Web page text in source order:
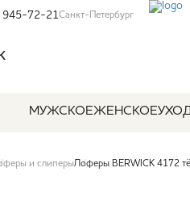
945-72-21Санкт-Петербург
МУЖСКОЕЖЕНСКОЕ
и слиперыЛоферы BERWICK 4172